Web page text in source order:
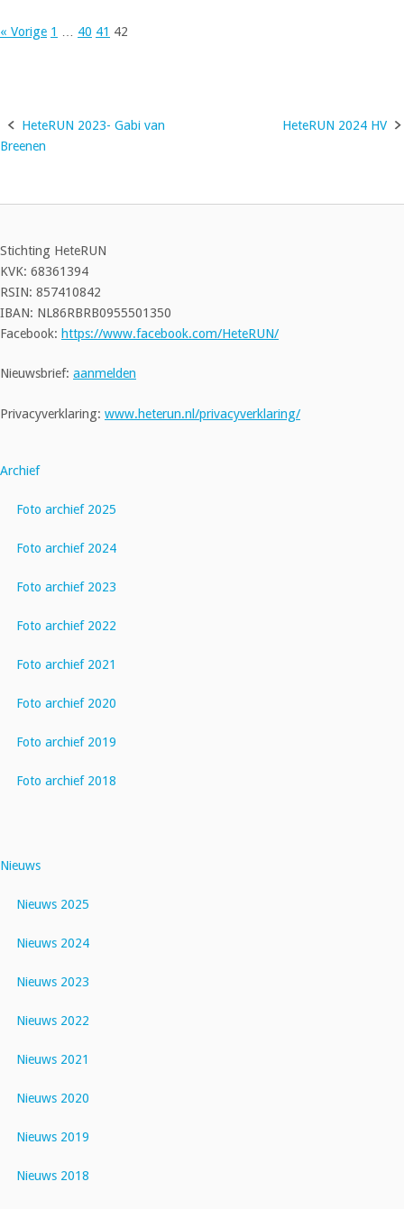
« Vorige 1 40 41 42
Bericht
HeteRUN 2023- Gabi van
Breenen
HeteRUN 2024 HV
Stichting HeteRUN
KVK: 68361394
RSIN: 857410842
IBAN: NL86RBRB0955501350
Facebook: https://www.facebook.com/HeteRUN/
Nieuwsbrief: aanmelden
Privacyverklaring: www.heterun.nl/privacyverklaring/
Archief
Foto archief 2025
Foto archief 2024
Foto archief 2023
Foto archief 2022
Foto archief 2021
Foto archief 2020
Foto archief 2019
Foto archief 2018
Nieuws
Nieuws 2025
Nieuws 2024
Nieuws 2023
Nieuws 2022
Nieuws 2021
Nieuws 2020
Nieuws 2019
Nieuws 2018